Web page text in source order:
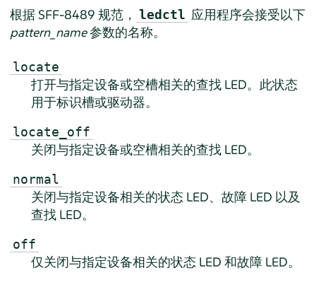
根据 SFF-8489 规范， ledctl 应用程序会接受以下
pattern_name参数的名称。
locate
打开与指定设备或空槽相关的查找 LED。此状态
用于标识槽或驱动器。
locate_off
关闭与指定设备或空槽相关的查找 LED。
normal
关闭与指定设备相关的状态 LED、故障 LED 以及
查找 LED。
off
仅关闭与指定设备相关的状态 LED 和故障 LED。